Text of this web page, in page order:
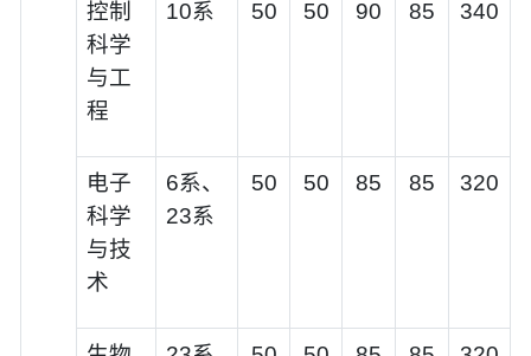
控制
科学
与工
程
10系 50 50 90 85 340
电子
科学
与技
术
6系、
23系
50 50 85 85 320